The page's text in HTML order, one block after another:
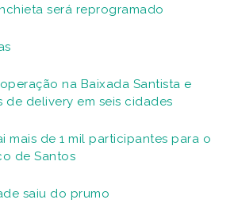
será reprogramado
na Baixada Santista e
de delivery em seis cidades
mais de 1 mil participantes para o
de Santos
saiu do prumo